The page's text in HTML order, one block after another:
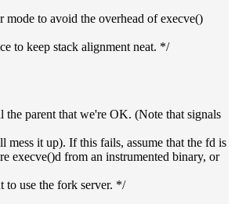
mode to avoid the overhead of execve()
to keep stack alignment neat. */
the parent that we're OK. (Note that signals
it up). If this fails, assume that the fd is
execve()d from an instrumented binary, or
to use the fork server. */